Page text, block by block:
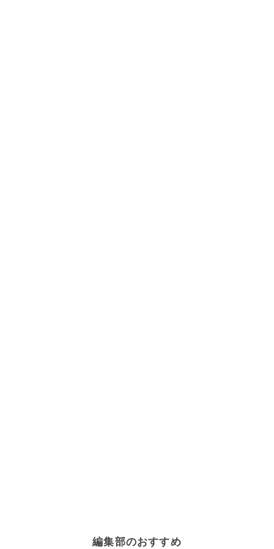
編集部のおすすめ